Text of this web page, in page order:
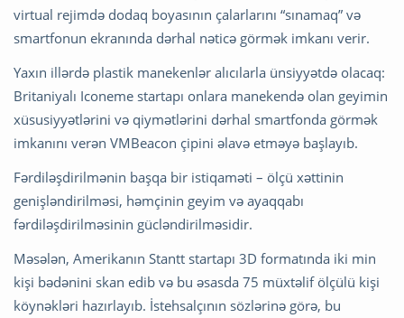
virtual rejimdə dodaq boyasının çalarlarını “sınamaq” və
smartfonun ekranında dərhal nəticə görmək imkanı verir.
Yaxın illərdə plastik manekenlər alıcılarla ünsiyyətdə olacaq:
Britaniyalı Iconeme startapı onlara manekendə olan geyimin
xüsusiyyətlərini və qiymətlərini dərhal smartfonda görmək
imkanını verən VMBeacon çipini əlavə etməyə başlayıb.
Fərdiləşdirilmənin başqa bir istiqaməti – ölçü xəttinin
genişləndirilməsi, həmçinin geyim və ayaqqabı
fərdiləşdirilməsinin gücləndirilməsidir.
Məsələn, Amerikanın Stantt startapı 3D formatında iki min
kişi bədənini skan edib və bu əsasda 75 müxtəlif ölçülü kişi
köynəkləri hazırlayıb. İstehsalçının sözlərinə görə, bu